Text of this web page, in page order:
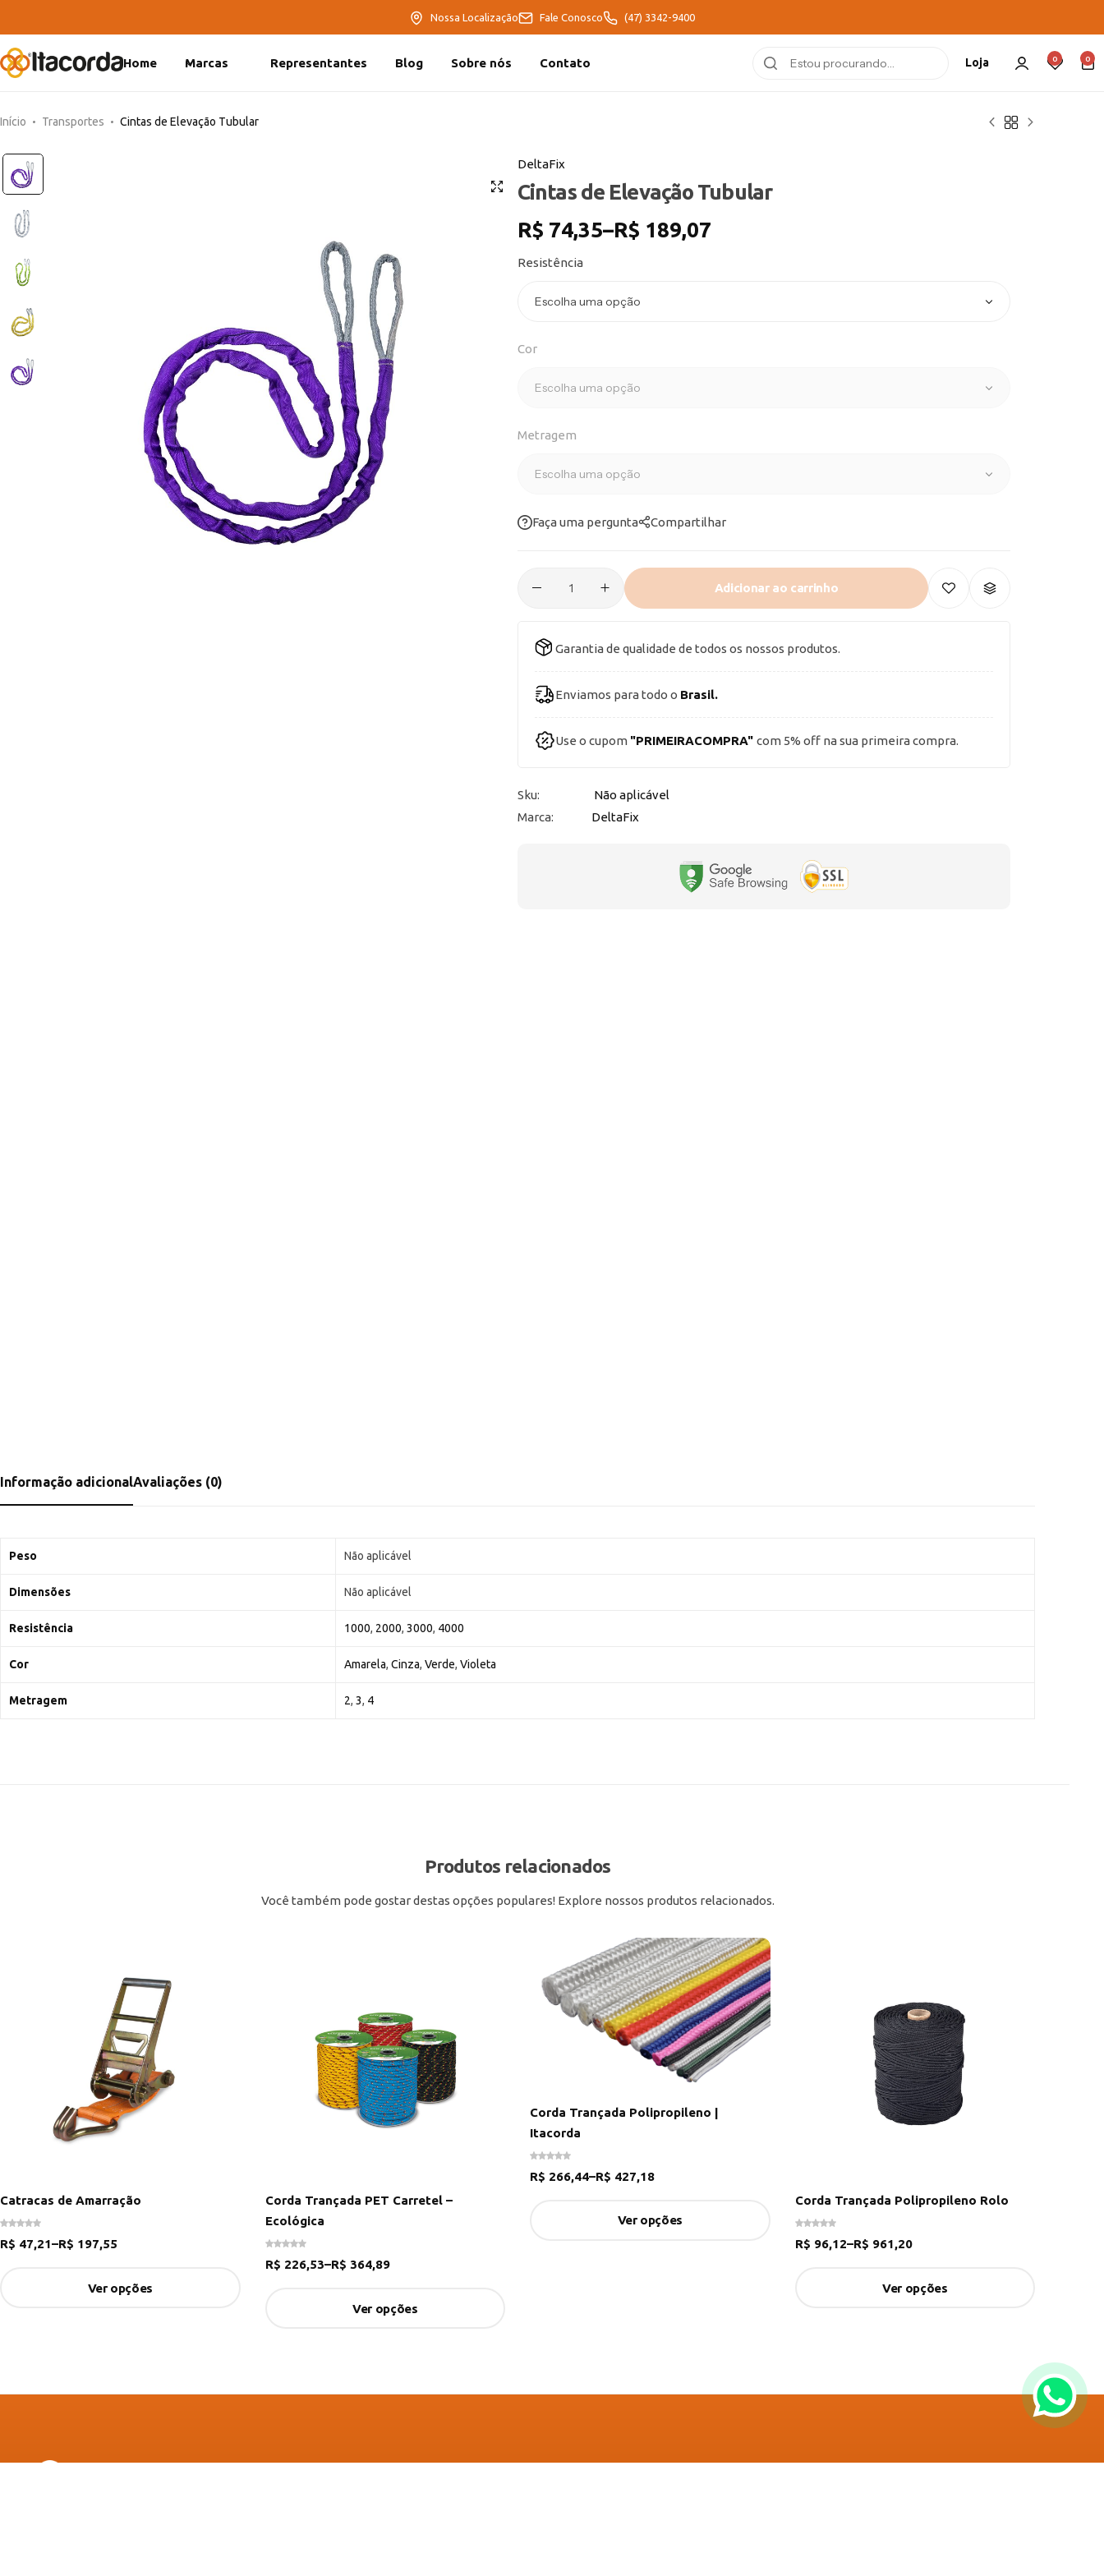
Nossa Localização Fale Conosco (47) 3342-9400
Home Marcas Representantes Blog Sobre nós Contato Loja 0 0
Início Transportes Cintas de Elevação Tubular
DeltaFix
Cintas de Elevação Tubular
R$ 74,35–R$ 189,07
Resistência
Cor
Metragem
Faça uma pergunta Compartilhar
Adicionar ao carrinho
Garantia de qualidade de todos os nossos produtos.
Enviamos para todo o Brasil.
Use o cupom "PRIMEIRACOMPRA" com 5% off na sua primeira compra.
Sku:
Não aplicável
Marca:
DeltaFix
Informação adicionalAvaliações (0)
Peso Não aplicável
Dimensões Não aplicável
Resistência 1000, 2000, 3000, 4000
Cor Amarela, Cinza, Verde, Violeta
Metragem 2, 3, 4
Produtos relacionados
Você também pode gostar destas opções populares! Explore nossos produtos relacionados.
Catracas de Amarração
R$ 47,21–R$ 197,55
Ver opções
Corda Trançada PET Carretel –
Ecológica
R$ 226,53–R$ 364,89
Ver opções
Corda Trançada Polipropileno |
Itacorda
R$ 266,44–R$ 427,18
Ver opções
Corda Trançada Polipropileno Rolo
R$ 96,12–R$ 961,20
Ver opções
DeltaFix
ItaMaxx